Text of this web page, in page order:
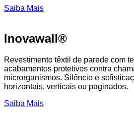
Saiba Mais
Inovawall®
Revestimento têxtil de parede com
acabamentos protetivos contra
microrganismos. Silêncio e
horizontais, verticais ou paginados.
Saiba Mais